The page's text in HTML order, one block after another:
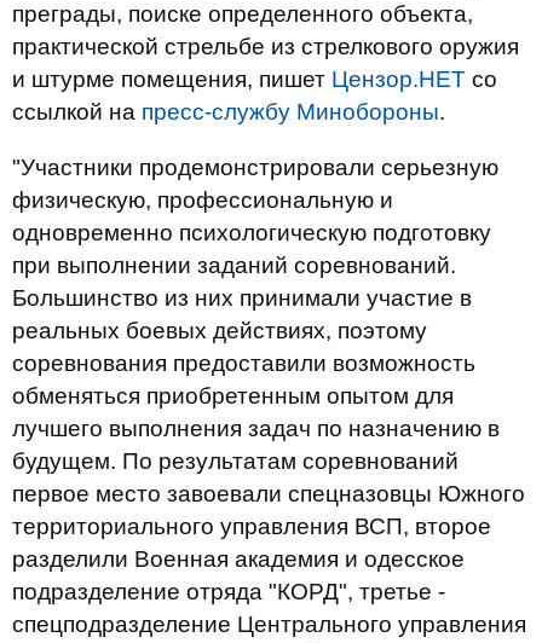
преграды, поиске определенного объекта,
практической стрельбе из стрелкового оружия
и штурме помещения, пишет Цензор.НЕТ со
ссылкой на пресс-службу Минобороны.
"Участники продемонстрировали серьезную
физическую, профессиональную и
одновременно психологическую подготовку
при выполнении заданий соревнований.
Большинство из них принимали участие в
реальных боевых действиях, поэтому
соревнования предоставили возможность
обменяться приобретенным опытом для
лучшего выполнения задач по назначению в
будущем. По результатам соревнований
первое место завоевали спецназовцы Южного
территориального управления ВСП, второе
разделили Военная академия и одесское
подразделение отряда "КОРД", третье -
спецподразделение Центрального управления